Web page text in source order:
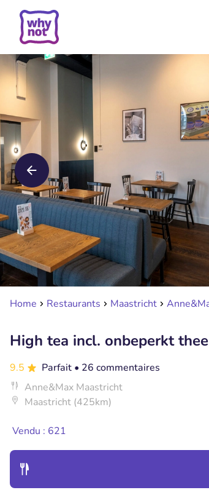
Home Restaurants Maastricht
High tea incl. onbeperkt
9.5 Parfait • 26 commentaires
Anne&Max Maastricht
Maastricht (425km)
Vendu : 621